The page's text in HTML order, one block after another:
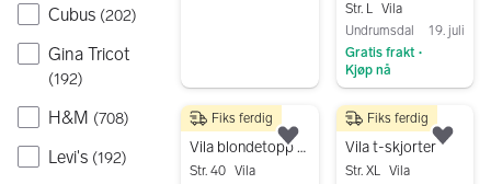
Cubus (202)
Gina Tricot
(192)
H&M (708)
Levi's (192)
Str. L Vila
Undrumsdal
19. juli
Gratis frakt •
Kjøp nå
110 kr
Vila blondetopp T-skjorte str 40 hvit dame
Str. 40 Vila
Fiks ferdig
Legg til som favoritt.
200 kr
Vila t-skjorter
Str. XL Vila
Fiks ferdig